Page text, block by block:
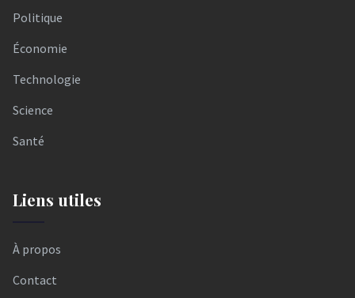
Politique
Économie
Technologie
Science
Santé
Liens utiles
À propos
Contact